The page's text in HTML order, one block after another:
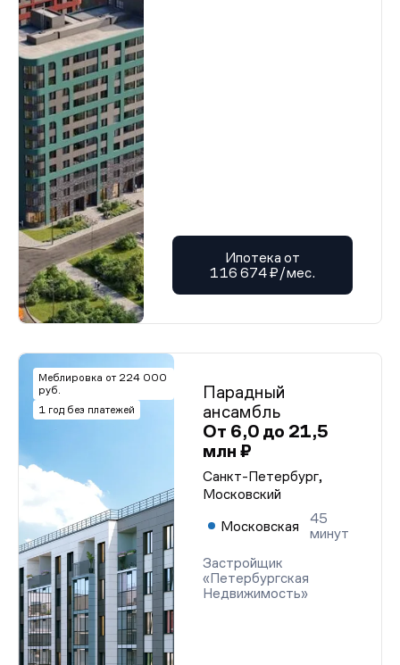
Ипотека от
116 674 ₽/мес.
Меблировка от 224 000
руб.
1 год без платежей
Парадный
ансамбль
От 6,0 до 21,5
млн ₽
Санкт-Петербург,
Московский
Московская
45
минут
Застройщик
«Петербургская
Недвижимость»